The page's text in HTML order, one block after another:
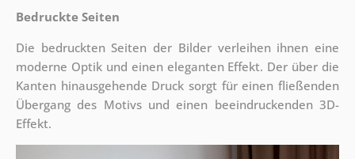
Bedruckte Seiten
Die bedruckten Seiten der Bilder verleihen ihnen eine
moderne Optik und einen eleganten Effekt. Der über die
Kanten hinausgehende Druck sorgt für einen fließenden
Übergang des Motivs und einen beeindruckenden 3D-
Effekt.